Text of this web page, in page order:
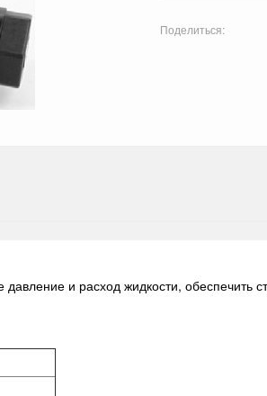
Поделиться:
и расход жидкости, обеспечить